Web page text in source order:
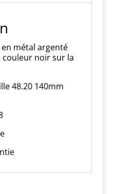
métal argenté
couleur noir sur la
48.20 140mm